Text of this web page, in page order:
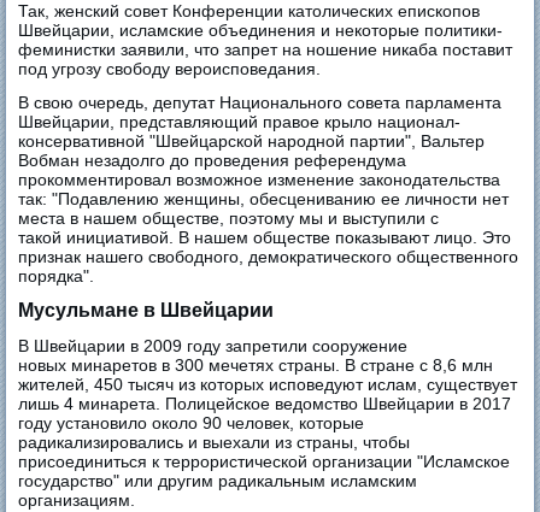
Так, женский совет Конференции католических епископов
Швейцарии, исламские объединения и некоторые политики-
феминистки заявили, что запрет на ношение никаба поставит
под угрозу свободу вероисповедания.
В свою очередь, депутат Национального совета парламента
Швейцарии, представляющий правое крыло национал-
консервативной "Швейцарской народной партии", Вальтер
Вобман незадолго до проведения референдума
прокомментировал возможное изменение законодательства
так: "Подавлению женщины, обесцениванию ее личности нет
места в нашем обществе, поэтому мы и выступили с
такой инициативой. В нашем обществе показывают лицо. Это
признак нашего свободного, демократического общественного
порядка".
Мусульмане в Швейцарии
В Швейцарии в 2009 году запретили сооружение
новых минаретов в 300 мечетях страны. В стране с 8,6 млн
жителей, 450 тысяч из которых исповедуют ислам, существует
лишь 4 минарета. Полицейское ведомство Швейцарии в 2017
году установило около 90 человек, которые
радикализировались и выехали из страны, чтобы
присоединиться к террористической организации "Исламское
государство" или другим радикальным исламским
организациям.